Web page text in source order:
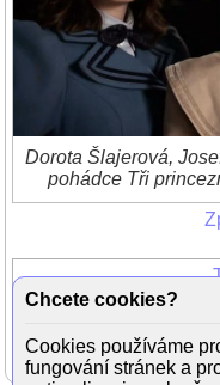
Dorota Šlajerová,
pohádce Tři
Chcete cookies?
Cookies používáme
fungování stránek a